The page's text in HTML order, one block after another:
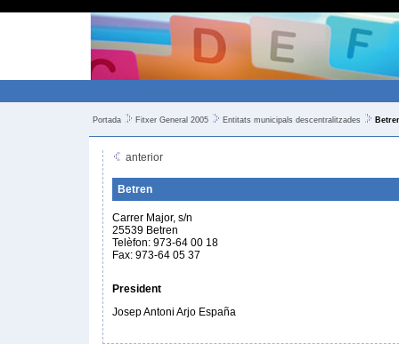
Portada Fitxer General 2005 Entitats municipals descentralitzades
anterior
Betren
Carrer Major, s/n
25539 Betren
Telèfon: 973-64 00 18
Fax: 973-64 05 37
President
Josep Antoni Arjo España